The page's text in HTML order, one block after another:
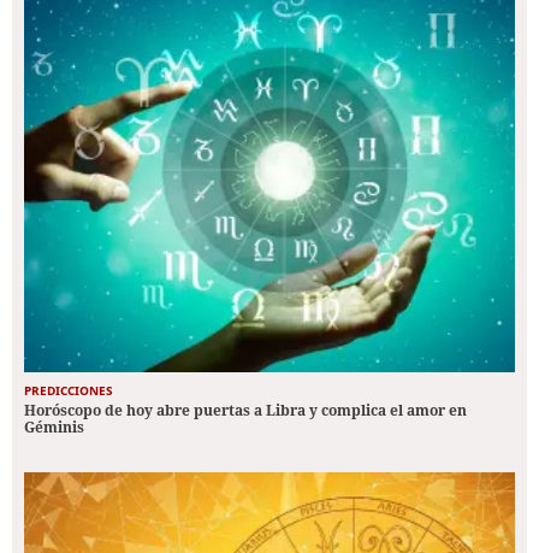
PREDICCIONES
Horóscopo de hoy abre puertas a Libra y complica el amor en
Géminis